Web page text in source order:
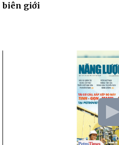
biên giới